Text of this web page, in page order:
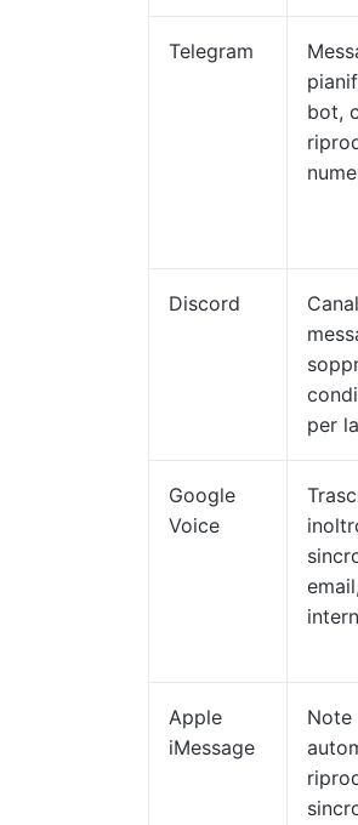
Telegram
bot,
Discord
per
Google
Voice
Apple
iMessage
Note